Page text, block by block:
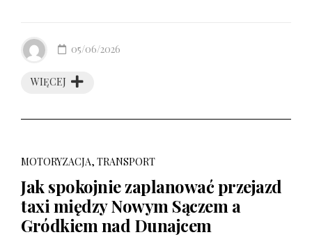
WIĘCEJ
05/06/2026
MOTORYZACJA, TRANSPORT
Jak spokojnie zaplanować przejazd
taxi między Nowym Sączem a
Gródkiem nad Dunajcem